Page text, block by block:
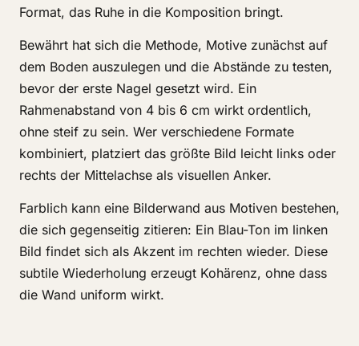
Format, das Ruhe in die Komposition bringt.
Bewährt hat sich die Methode, Motive zunächst auf
dem Boden auszulegen und die Abstände zu testen,
bevor der erste Nagel gesetzt wird. Ein
Rahmenabstand von 4 bis 6 cm wirkt ordentlich,
ohne steif zu sein. Wer verschiedene Formate
kombiniert, platziert das größte Bild leicht links oder
rechts der Mittelachse als visuellen Anker.
Farblich kann eine Bilderwand aus Motiven bestehen,
die sich gegenseitig zitieren: Ein Blau-Ton im linken
Bild findet sich als Akzent im rechten wieder. Diese
subtile Wiederholung erzeugt Kohärenz, ohne dass
die Wand uniform wirkt.